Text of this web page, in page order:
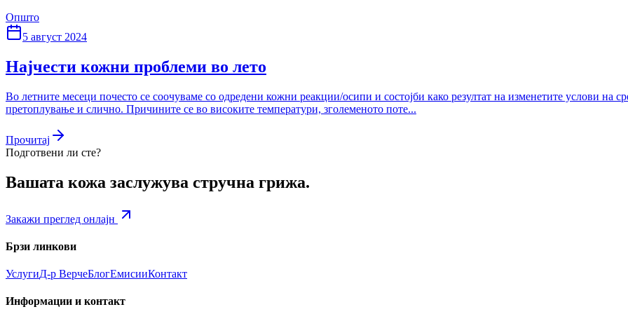
Општо
5 август 2024
Најчести кожни проблеми во лето
Во летните месеци почесто се соочуваме со одредени кожни реакции/осипи и состојби како резултат на изменетите услови на
претоплување и слично. Причините се во високите температури, зголеменото поте...
Прочитај
Подготвени ли сте?
Вашата кожа заслужува стручна грижа.
Закажи преглед онлајн
Брзи линкови
УслугиД-р ВерчеБлогЕмисииКонтакт
Информации и контакт